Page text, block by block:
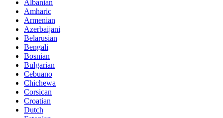
Albanian
Amharic
Armenian
Azerbaijani
Belarusian
Bengali
Bosnian
Bulgarian
Cebuano
Chichewa
Corsican
Croatian
Dutch